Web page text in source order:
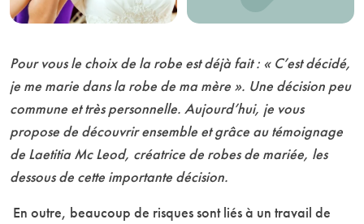
Pour vous le choix de la robe est déjà fait : « C’est décidé,
je me marie dans la robe de ma mère ». Une décision peu
commune et très personnelle. Aujourd’hui, je vous
propose de découvrir ensemble et grâce au témoignage
de Laetitia Mc Leod, créatrice de robes de mariée, les
dessous de cette importante décision.
En outre, beaucoup de risques sont liés à un travail de